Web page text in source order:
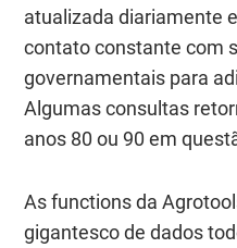
atualizada diariamente
contato constante com
governamentais para
Algumas consultas
anos 80 ou 90 em
As functions da
gigantesco de dados